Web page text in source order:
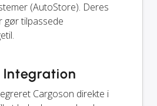
(AutoStore). Deres
gør tilpassede
Integration
Cargoson direkte i